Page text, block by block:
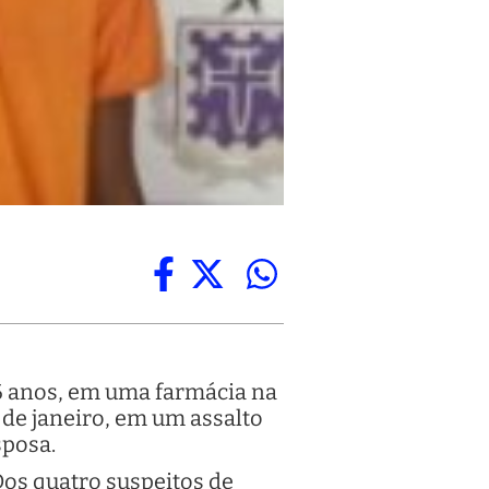
em uma farmácia na
janeiro, em um assalto
quatro suspeitos de